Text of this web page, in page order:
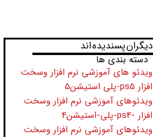
​​​دیگران پسندیده اند
دسته بندی ها
ویدئو های آموزشی نرم افزار وسخت
افزار ps5-پلی استیشن5
ویدئوهای آموزشی نرم افزار وسخت
افزار -ps4-پلی-استیشن4
ویدئوهای آموزشی نرم افزار وسخت